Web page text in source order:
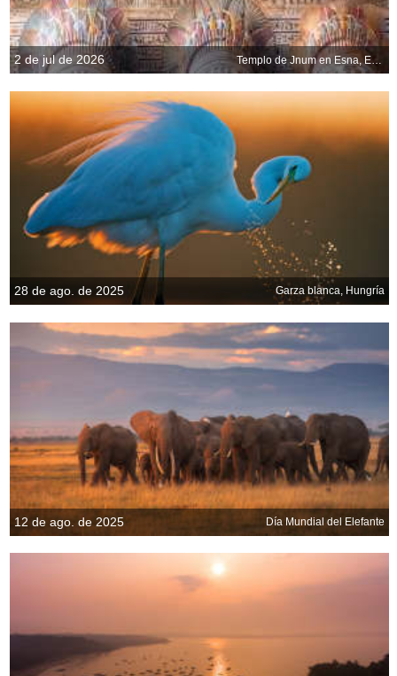
2 de jul de 2026 Templo de Jnum en Esna, Egipto
28 de ago. de 2025 Garza blanca, Hungría
12 de ago. de 2025 Día Mundial del Elefante